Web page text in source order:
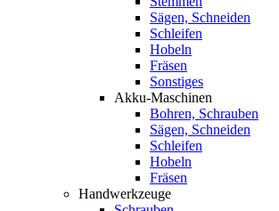
Sägen, Schneiden
Schleifen
Hobeln
Fräsen
Sonstiges
Akku-Maschinen
Bohren, Schrauben
Sägen, Schneiden
Schleifen
Hobeln
Fräsen
Handwerkzeuge